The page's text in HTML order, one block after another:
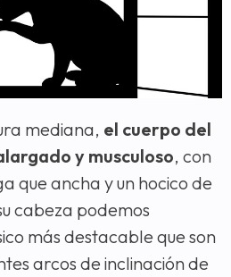
mediana, el cuerpo del
y musculoso, con
que ancha y un hocico de
cabeza podemos
más destacable que son
arcos de inclinación de